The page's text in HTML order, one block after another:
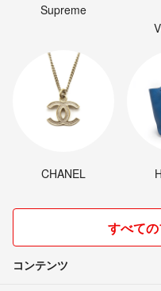
Supreme
CHANEL
すべて
コンテンツ